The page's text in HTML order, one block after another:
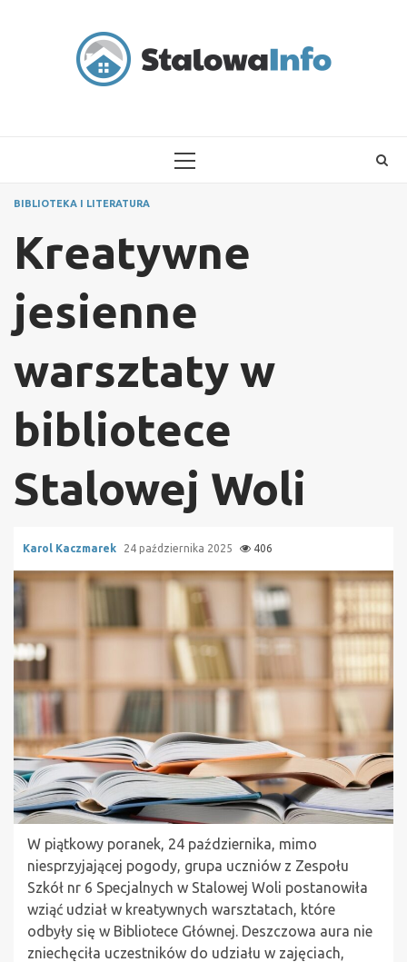
PRIMARY
BIBLIOTEKA I LITERATURA
Kreatywne
jesienne
warsztaty w
bibliotece
Stalowej Woli
Karol Kaczmarek 24 października 2025 406
W piątkowy poranek, 24 października, mimo
niesprzyjającej pogody, grupa uczniów z Zespołu
Szkół nr 6 Specjalnych w Stalowej Woli postanowiła
wziąć udział w kreatywnych warsztatach, które
odbyły się w Bibliotece Głównej. Deszczowa aura nie
zniechęciła uczestników do udziału w zajęciach,